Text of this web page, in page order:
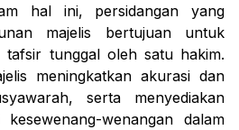
hal ini, persidangan yang
majelis bertujuan untuk
tafsir tunggal oleh satu hakim.
meningkatkan akurasi dan
serta menyediakan
wenangan dalam